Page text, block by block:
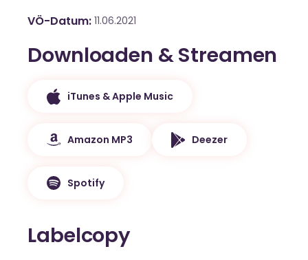
VÖ-Datum 11.06.2021
Downloaden & Streamen
iTunes & Apple Music
Amazon MP3 Deezer
Spotify
Labelcopy